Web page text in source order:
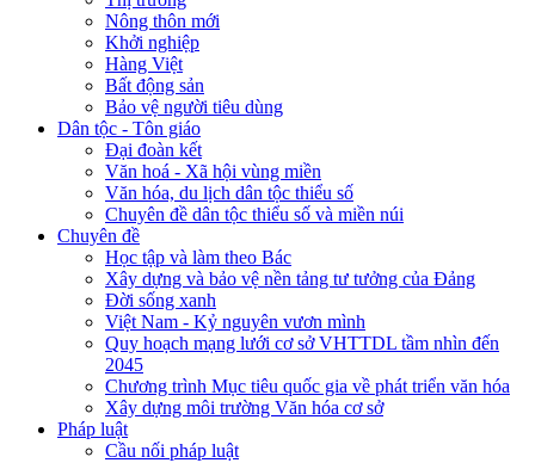
Nông thôn mới
Khởi nghiệp
Hàng Việt
Bất động sản
Bảo vệ người tiêu dùng
Dân tộc - Tôn giáo
Đại đoàn kết
Văn hoá - Xã hội vùng miền
Văn hóa, du lịch dân tộc thiểu số
Chuyên đề dân tộc thiểu số và miền núi
Chuyên đề
Học tập và làm theo Bác
Xây dựng và bảo vệ nền tảng tư tưởng của Đảng
Đời sống xanh
Việt Nam - Kỷ nguyên vươn mình
Quy hoạch mạng lưới cơ sở VHTTDL tầm nhìn đến
2045
Chương trình Mục tiêu quốc gia về phát triển văn hóa
Xây dựng môi trường Văn hóa cơ sở
Pháp luật
Cầu nối pháp luật